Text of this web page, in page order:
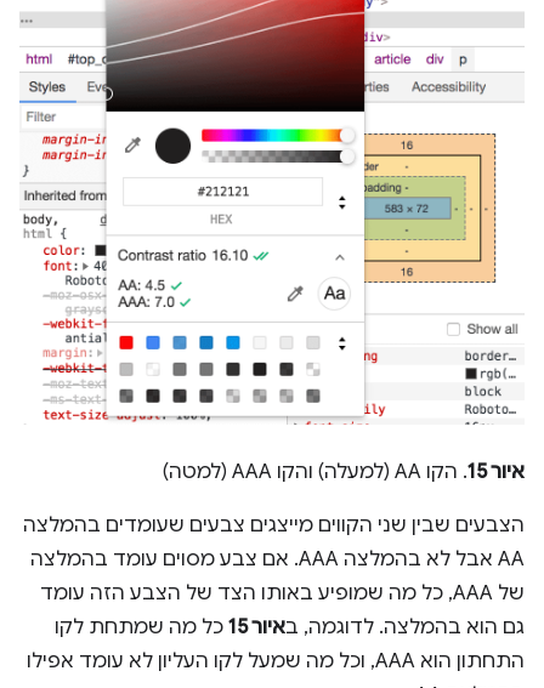
איור 15 . הקו AA (למעלה) והקו AAA (למטה)
הצבעים שבין שני הקווים מייצגים צבעים שעומדים בהמלצה
AA אבל לא בהמלצה AAA. אם צבע מסוים עומד בהמלצה
של AAA, כל מה שמופיע באותו הצד של הצבע הזה עומד
גם הוא בהמלצה. לדוגמה, באיור 15
כל מה שמתחת לקו
התחתון הוא AAA, וכל מה שמעל לקו העליון לא עומד אפילו